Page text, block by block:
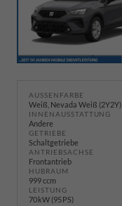
AUSSENFARBE
Weiß, Nevada Weiß (2Y2Y)
INNENAUSSTATTUNG
Andere
GETRIEBE
Schaltgetriebe
ANTRIEBSACHSE
Frontantrieb
HUBRAUM
999 ccm
LEISTUNG
70 kW (95 PS)